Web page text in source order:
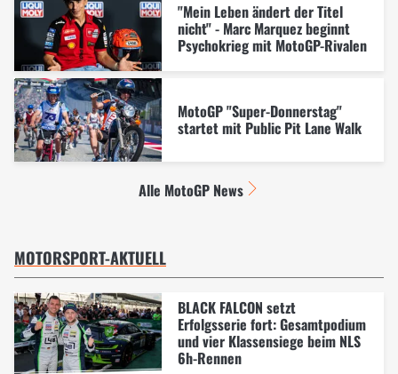
"Mein Leben ändert der Titel
nicht" - Marc Marquez beginnt
Psychokrieg mit MotoGP-Rivalen
MotoGP "Super-Donnerstag"
startet mit Public Pit Lane Walk
Alle MotoGP News
MOTORSPORT-AKTUELL
BLACK FALCON setzt
Erfolgsserie fort: Gesamtpodium
und vier Klassensiege beim NLS
6h-Rennen